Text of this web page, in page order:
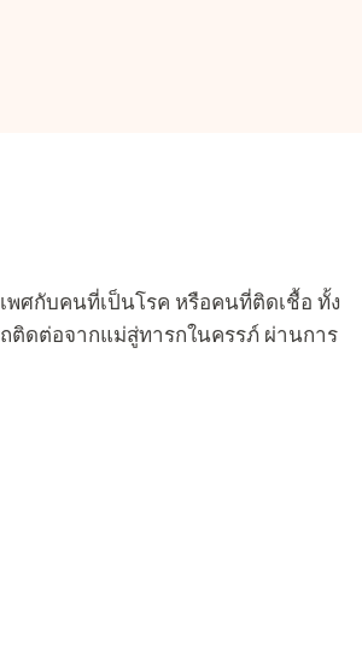
พศกับคนที่เป็นโรค หรือคนที่ติดเชื้อ ทั้ง
ติดต่อจากแม่สู่ทารกในครรภ์ ผ่านการ